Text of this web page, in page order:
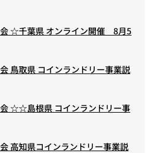
会 ☆千葉県 オンライン開催 8月5
鳥取県 コインランドリー事業説
☆☆島根県 コインランドリー事
高知県コインランドリー事業説